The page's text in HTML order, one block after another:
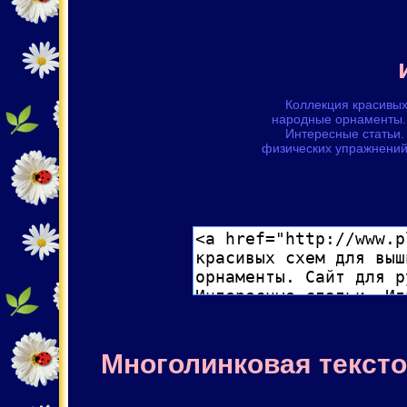
Коллекция
народные орнаменты.
Интересные
физических
Многолинковая